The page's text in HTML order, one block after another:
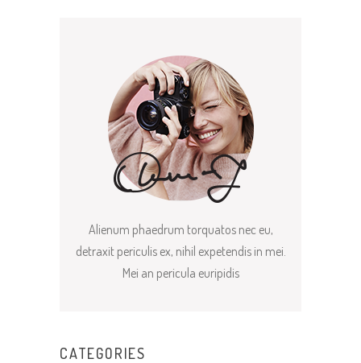
Alienum phaedrum torquatos nec eu,
detraxit periculis ex, nihil expetendis in mei.
Mei an pericula euripidis
CATEGORIES